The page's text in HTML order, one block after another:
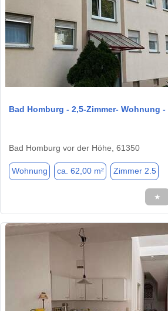
Bad Homburg - 2,5-Zimmer- Wohnung
Bad Homburg vor der Höhe, 61350
Wohnung ca. 62,00 m² Zimmer 2.5
★